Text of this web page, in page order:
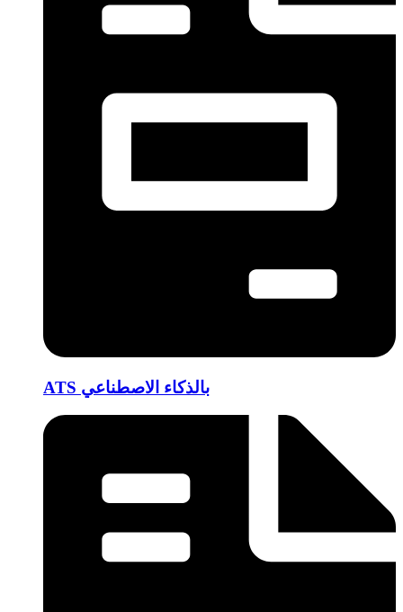
ATS بالذكاء الاصطناعي